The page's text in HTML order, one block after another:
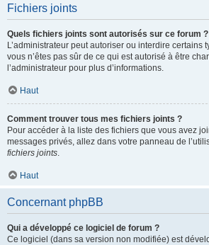
Fichiers joints
Quels fichiers joints sont autorisés sur ce forum ?
L’administrateur peut autoriser ou interdire certains
vous n’êtes pas sûr de ce qui est autorisé à être
l’administrateur pour plus d’informations.
Haut
Comment trouver tous mes fichiers joints ?
Pour accéder à la liste des fichiers que vous avez
messages privés, allez dans votre panneau de
fichiers joints.
Haut
Concernant phpBB
Qui a développé ce logiciel de forum ?
Ce logiciel (dans sa version non modifiée) est